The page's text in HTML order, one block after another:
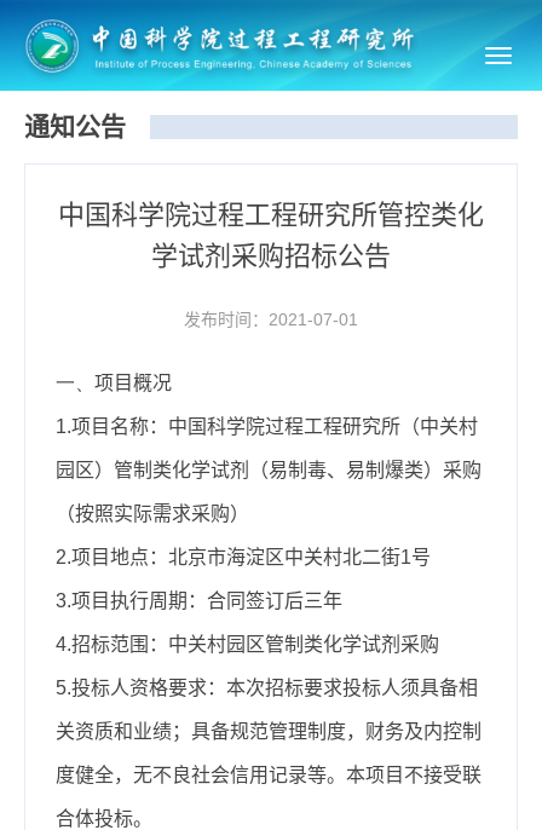
通知公告
中国科学院过程工程研究所管控类化
学试剂采购招标公告
发布时间：2021-07-01
一、 项目概况
1.项目名称：中国科学院过程工程研究所（中关村
园区）管制类化学试剂（易制毒、易制爆类）采购
（按照实际需求采购）
2.项目地点：北京市海淀区中关村北二街1号
3.项目执行周期：合同签订后三年
4.招标范围：中关村园区管制类化学试剂采购
5.投标人资格要求：本次招标要求投标人须具备相
关资质和业绩；具备规范管理制度，财务及内控制
度健全，无不良社会信用记录等。本项目不接受联
合体投标。